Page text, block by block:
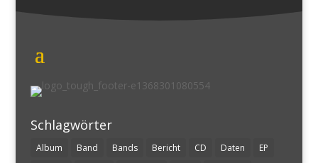
Schlagwörter
Album Band Bands Bericht CD Daten
EP